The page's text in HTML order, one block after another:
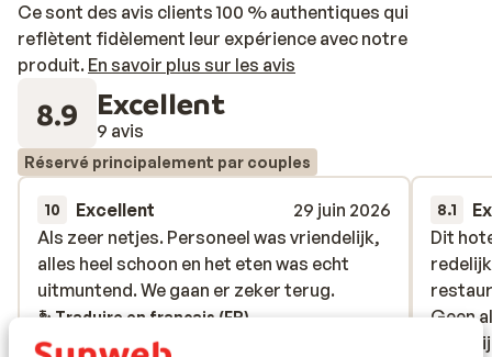
Ce sont des avis clients 100 % authentiques qui
reflètent fidèlement leur expérience avec notre
produit. En savoir plus sur les avis
8.9 Excellent
9 avis
Réservé principalement par couples
10 Excellent
29 juin 2026
Als zeer netjes. Personeel was vriendelijk,
alles heel schoon en het eten was echt
uitmuntend. We gaan er zeker terug.
Als zeer netjes. Personeel was vriendelijk,
alles heel schoon en het eten was echt
uitmuntend. We gaan er zeker terug.
Traduire en français (FR)
8.1
Dit
Geen
Dit
Geen